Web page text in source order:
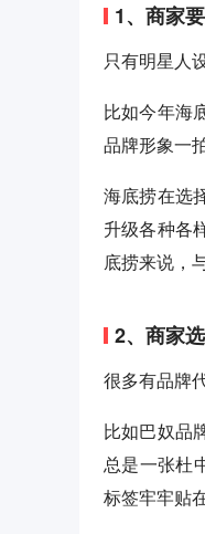
1、商家
只有明星人
比如今年海
品牌形象一
海底捞在选
升级各种各
底捞来说，
2、商家
很多有品牌
比如巴奴品
总是一张杜
标签牢牢贴